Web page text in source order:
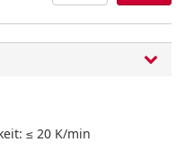
≤ 20 K/min